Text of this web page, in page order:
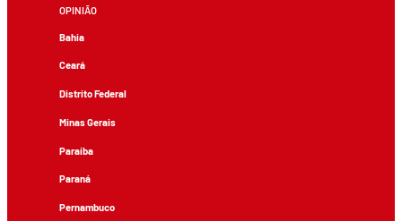
OPINIÃO
Bahia
Ceará
Distrito Federal
Minas Gerais
Paraíba
Paraná
Pernambuco